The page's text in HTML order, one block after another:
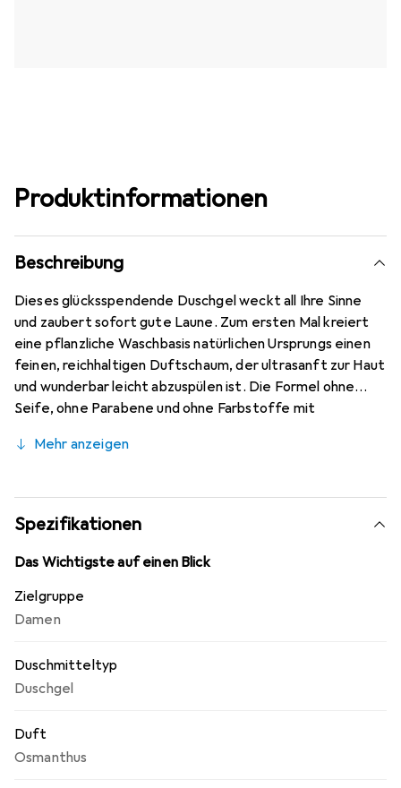
Produktinformationen
Beschreibung
Dieses glücksspendende Duschgel weckt all Ihre Sinne
und zaubert sofort gute Laune. Zum ersten Mal kreiert
eine pflanzliche Waschbasis natürlichen Ursprungs einen
feinen, reichhaltigen Duftschaum, der ultrasanft zur Haut
und wunderbar leicht abzuspülen ist. Die Formel ohne
Seife, ohne Parabene und ohne Farbstoffe mit
schenkt allen Hauttypen augenblickliches Wohlbefinden.
und hinterlässt sie frisch und zart duftend nach den
floralen und fruchtigen Noten von Fleur d'Osmanthus.
Mehr anzeigen
Spezifikationen
Das Wichtigste auf einen Blick
Zielgruppe
Damen
Duschmitteltyp
Duschgel
Duft
Osmanthus